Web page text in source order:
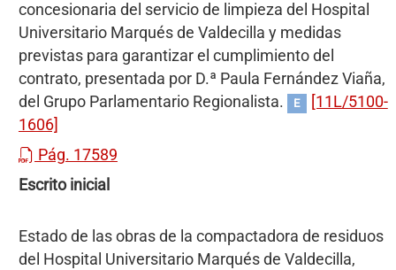
concesionaria del servicio de limpieza del Hospital
Universitario Marqués de Valdecilla y medidas
previstas para garantizar el cumplimiento del
contrato, presentada por D.ª Paula Fernández Viaña,
del Grupo Parlamentario Regionalista.
E
[11L/5100-
1606]
Pág. 17589
Escrito inicial
Estado de las obras de la compactadora de residuos
del Hospital Universitario Marqués de Valdecilla,